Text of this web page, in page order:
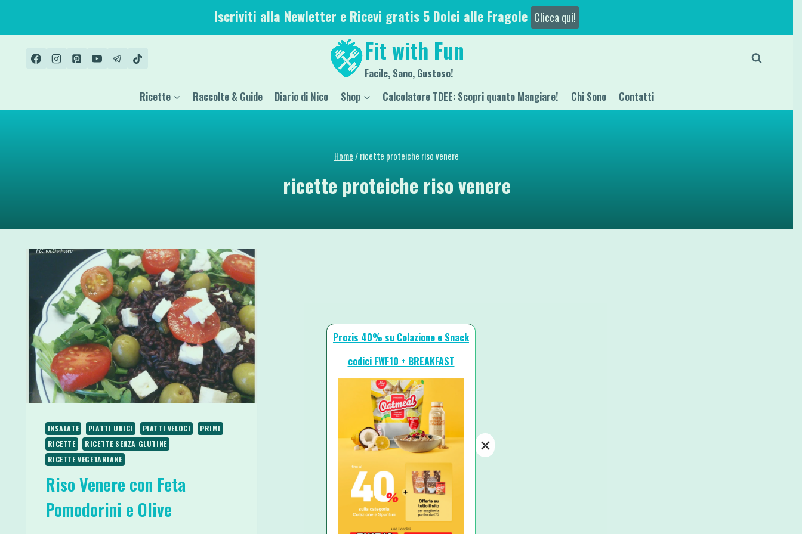
contenuto
Iscriviti alla Newletter e Ricevi gratis 5 Dolci alle Fragole Clicca qui!
Fit with Fun
Facile, Sano, Gustoso!
Ricette Raccolte & Guide Diario di Nico Shop Calcolatore TDEE: Scopri quanto Mangiare! Chi Sono Contatti
Home/ricette proteiche riso venere
ricette proteiche riso venere
INSALATE PIATTI UNICI PIATTI VELOCI
PRIMI
RICETTE
RICETTE SENZA GLUTINE
RICETTE VEGETARIANE
Riso Venere con Feta
Pomodorini e Olive
Prozis 40% su Colazione e Snack
codici FWF10 + BREAKFAST
×